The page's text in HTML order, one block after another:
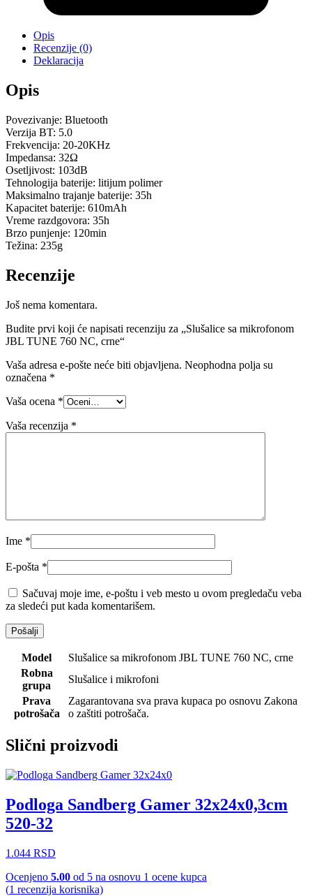
Opis
Recenzije (0)
Deklaracija
Opis
Povezivanje: Bluetooth
Verzija BT: 5.0
Frekvencija: 20-20KHz
Impedansa: 32Ω
Osetljivost: 103dB
Tehnologija baterije: litijum polimer
Maksimalno trajanje baterije: 35h
Kapacitet baterije: 610mAh
Vreme razdgovora: 35h
Brzo punjenje: 120min
Težina: 235g
Recenzije
Još nema komentara.
Budite prvi koji će napisati recenziju za „Slušalice sa mikrofonom
JBL TUNE 760 NC, crne“
Vaša adresa e-pošte neće biti objavljena. Neophodna polja su
označena *
Vaša ocena *
Vaša recenzija *
Ime *
E-pošta *
Sačuvaj moje ime, e-poštu i veb mesto u ovom pregledaču veba
za sledeći put kada komentarišem.
Model
Slušalice sa mikrofonom JBL TUNE 760 NC, crne
Robna
grupa
Slušalice i mikrofoni
Prava
potrošača
Zagarantovana sva prava kupaca po osnovu Zakona
o zaštiti potrošača.
Slični proizvodi
Podloga Sandberg Gamer 32x24x0,3cm
520-32
1.044 RSD
Ocenjeno 5.00 od 5 na osnovu 1 ocene kupca
(1 recenzija korisnika)